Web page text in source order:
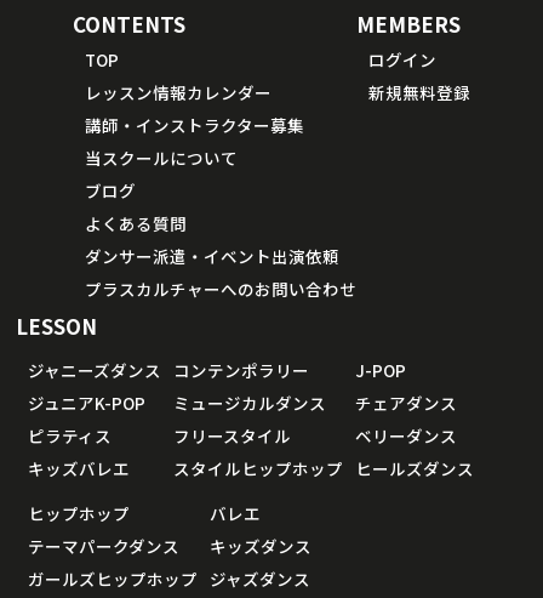
CONTENTS
TOP
レッスン情報カレンダー
講師・インストラクター募集
当スクールについて
ブログ
よくある質問
ダンサー派遣・イベント出演依頼
プラスカルチャーへのお問い合わせ
MEMBERS
ログイン
新規無料登録
LESSON
ジャニーズダンス
ジュニアK-POP
ピラティス
キッズバレエ
コンテンポラリー
ミュージカルダンス
フリースタイル
スタイルヒップホップ
J-POP
チェアダンス
ベリーダンス
ヒールズダンス
ヒップホップ
テーマパークダンス
ガールズヒップホップ
バレエ
キッズダンス
ジャズダンス